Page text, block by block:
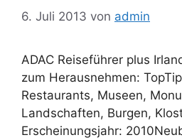
6. Juli 2013 von admin
ADAC Reiseführer plus
zum Herausnehmen:
Restaurants, Museen,
Landschaften, Burgen,
Erscheinungsjahr: